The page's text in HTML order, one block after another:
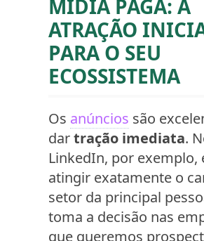
MÍDIA PAGA: A
ATRAÇÃO
PARA O SEU
ECOSSISTEMA
Os anúncios são
dartração imediata.
LinkedIn, por exemplo,
atingir exatamente o
setor da principal
toma a decisão nas
que queremos